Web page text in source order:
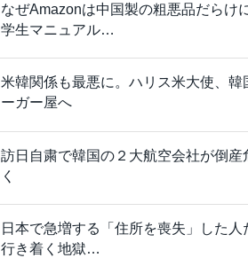
なぜAmazonは中国製の粗悪品だらけ
学生マニュアル…
米韓関係も最悪に。ハリス米大使、
ーガー屋へ
訪日自粛で韓国の２大航空会社が倒
く
日本で急増する「住所を喪失」した
行き着く地獄…